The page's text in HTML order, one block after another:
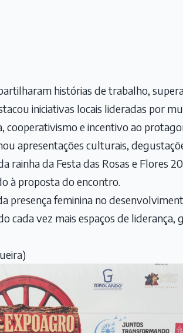
histórias de trabalho,
iniciativas locais lideradas por
cooperativismo e incentivo ao
apresentações culturais,
rainha da Festa das Rosas e Flores
à proposta do encontro.
presença feminina no
vez mais espaços de liderança,